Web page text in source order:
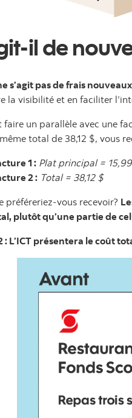
il de
s’agit pas de frais
la visibilité et en faciliter
faire un parallèle avec une
total de 38,12 $, vous
1 : Plat principal =
2 : Total = 38,12 $
préféreriez-vous recevoir?
plutôt qu’une partie de
: L’ICT présentera le coût